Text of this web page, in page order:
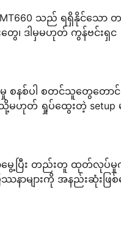
သည် ရရှိနိုင်သော
ေ၊ ဒါမှမဟုတ် ကွန်ဗင်းရှင
စနစ်ပါ စတင်သူတွေတေ
သို့မဟုတ် ရှုပ်ထွေးတဲ့ setup
ျောမွေ့ပြီး တည်းတူ ထုတ်လု
ာများကို အနည်းဆုံးဖြစ်